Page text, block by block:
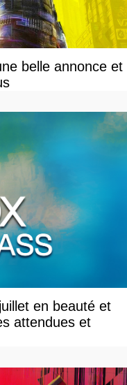
belle annonce et
en beauté et
attendues et